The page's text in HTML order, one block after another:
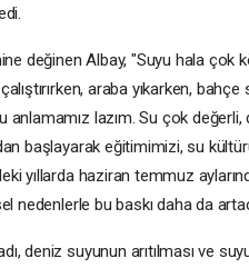
değinen Albay, "Suyu hala çok
araba yıkarken,
lazım. Su çok değerli,
başlayarak eğitimimizi, su
yıllarda haziran temmuz
nedenlerle bu baskı daha da
deniz suyunun arıtılması ve